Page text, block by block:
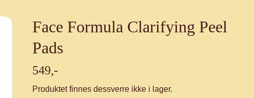
Face Formula Clarifying Peel
Pads
549,-
Produktet finnes dessverre ikke i lager.